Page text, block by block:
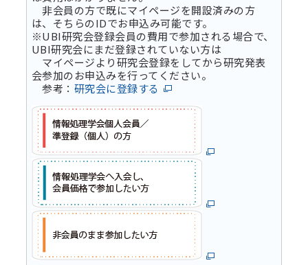
非会員の方で既にマイページを開設済みの方
は、そちらのIDでお申込み可能です。
※UBI研究会登録会員の費用で参加される場合で、
UBI研究会にまだ登録されていない方は
マイページより研究会登録をしてから研究発表
会参加のお申込みを行ってください。
参考： 研究会に登録する